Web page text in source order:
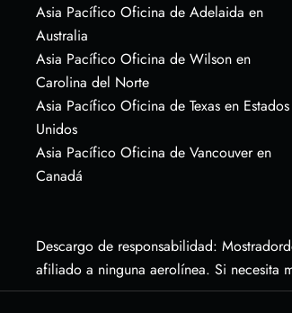
Asia Pacífico Oficina de Adelaida en
Australia
Asia Pacífico Oficina de Wilson en
Carolina del Norte
Asia Pacífico Oficina de Texas en Estados
Unidos
Asia Pacífico Oficina de Vancouver en
Canadá
Descargo de responsabilidad:
afiliado a ninguna aerolínea. Si necesita